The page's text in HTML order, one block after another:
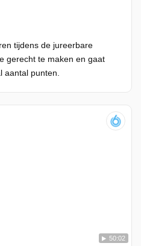
tijdens de jureerbare
gerecht te maken en gaat
aantal punten.
50:02